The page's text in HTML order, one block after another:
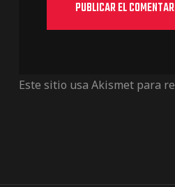
Este sitio usa Akismet para